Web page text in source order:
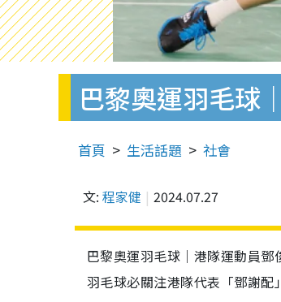
巴黎奧運羽毛球
首頁 生活話題 社會
文: 程家健 2024.07.27
巴黎奧運羽毛球｜港隊運動員
羽毛球必關注港隊代表「鄧謝